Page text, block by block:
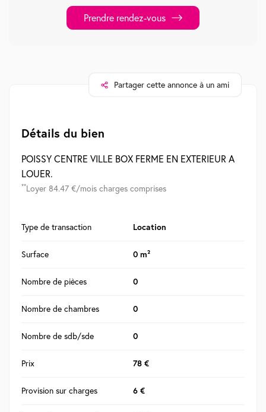
Prendre rendez-vous
Partager cette annonce à un ami
Détails du bien
POISSY CENTRE VILLE BOX FERME EN EXTERIEUR A
LOUER.
**Loyer 84.47 €/mois charges comprises
Type de transaction Location
Surface 0 m²
Nombre de pièces 0
Nombre de chambres 0
Nombre de sdb/sde 0
Prix 78 €
Provision sur charges 6 €